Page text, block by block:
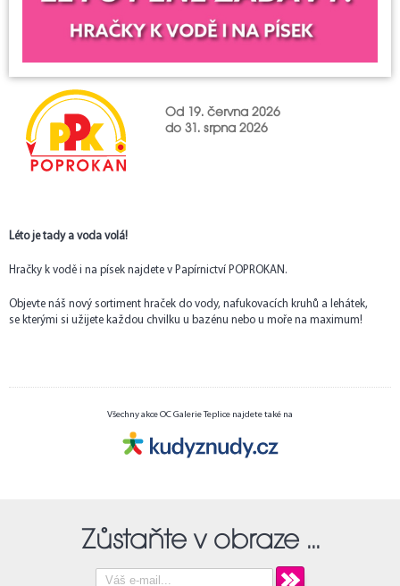
Od 19. června 2026
do 31. srpna 2026
Léto je tady a voda volá!
Hračky k vodě i na písek najdete v Papírnictví POPROKAN.
Objevte náš nový sortiment hraček do vody, nafukovacích kruhů a lehátek,
se kterými si užijete každou chvilku u bazénu nebo u moře na maximum!
Všechny akce OC Galerie Teplice najdete také na
Zůstaňte v obraze ...